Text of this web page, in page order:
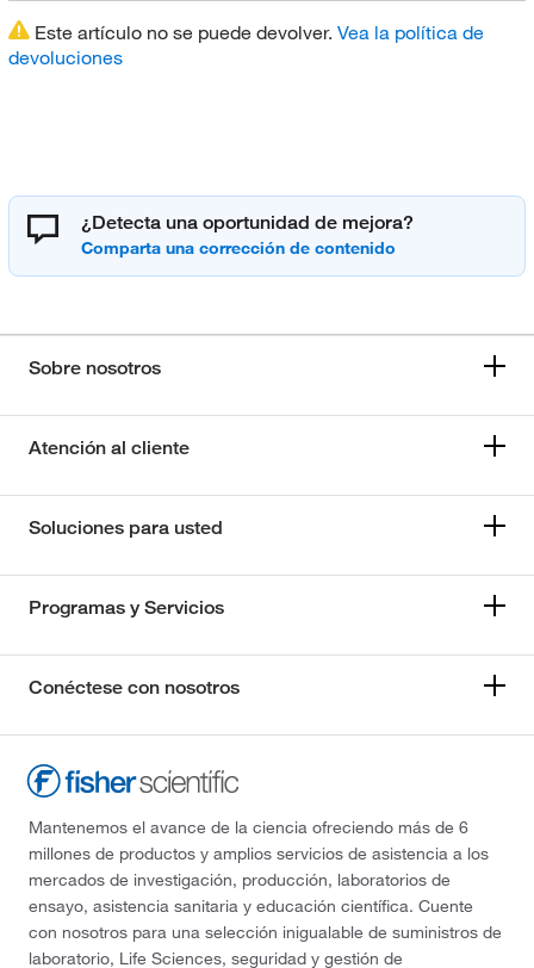
Este artículo no se puede devolver. Vea la política de
devoluciones
¿Detecta una oportunidad de mejora?
Sobre nosotros
Atención al cliente
Soluciones para usted
Programas y Servicios
Conéctese con nosotros
Mantenemos el avance de la ciencia ofreciendo más de 6
millones de productos y amplios servicios de asistencia a los
mercados de investigación, producción, laboratorios de
ensayo, asistencia sanitaria y educación científica. Cuente
con nosotros para una selección inigualable de suministros de
laboratorio, Life Sciences, seguridad y gestión de